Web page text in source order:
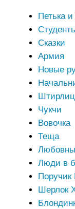
Петька
Сказки
Армия
Новые
Штирлиц
Чукчи
Вовочка
Теща
Люди в
Поручик
Шерлок